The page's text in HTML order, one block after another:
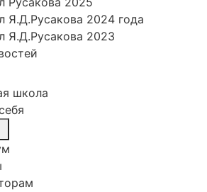
Я.Д.Русакова 2024 года
Я.Д.Русакова 2023
школа